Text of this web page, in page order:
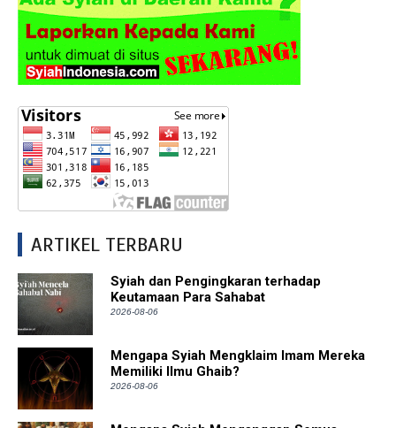
ARTIKEL TERBARU
Syiah dan Pengingkaran terhadap
Keutamaan Para Sahabat
2026-08-06
Mengapa Syiah Mengklaim Imam Mereka
Memiliki Ilmu Ghaib?
2026-08-06